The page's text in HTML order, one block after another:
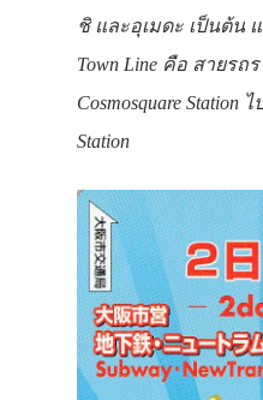
ชิ และอุเมดะ เป็นต้น
Town Line คือ สายรถ
Cosmosquare Station
Station